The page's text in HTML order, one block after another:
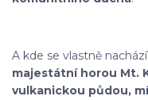
A kde se vlastně
majestátní horou Mt.
vulkanickou půdou,